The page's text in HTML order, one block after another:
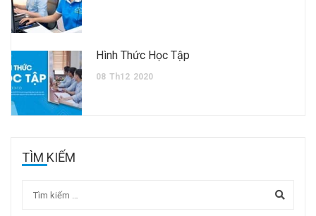
Hình Thức Học Tập
08 Th12 2020
TÌM KIẾM